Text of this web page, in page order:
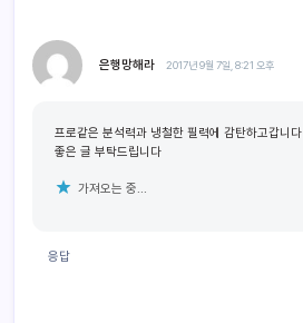
은행망해라 2017년 9월 7일, 8:21 오후
프로같은 분석력과 냉철한 필력에 감탄하고갑니다
좋은 글 부탁드립니다
가져오는 중...
응답